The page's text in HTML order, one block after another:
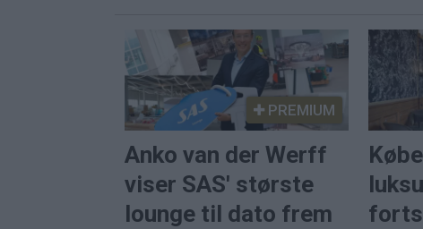
PREMIUM
Anko van der Werff
viser SAS' største
lounge til dato frem